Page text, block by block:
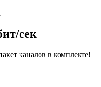
сек
каналов в комплекте!